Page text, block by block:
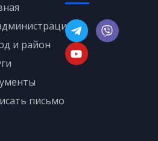
и район
письмо